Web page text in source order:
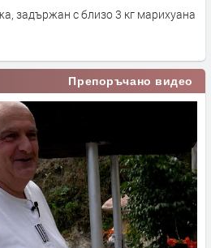
задържан с близо 3 кг марихуана
Препоръчано видео